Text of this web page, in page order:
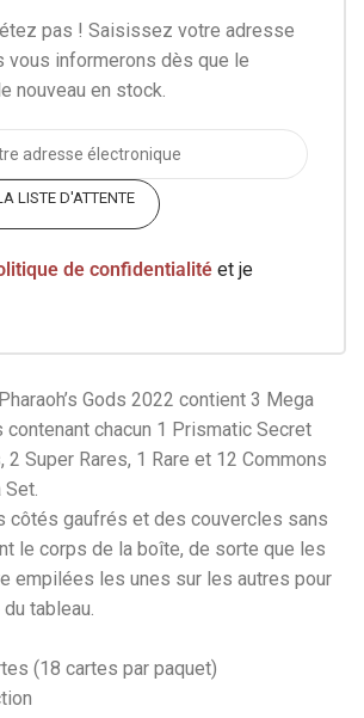
pas ! Saisissez votre adresse
vous informerons dès que le
nouveau en stock.
LISTE D'ATTENTE
de confidentialité et je
Gods 2022 contient 3 Mega
chacun 1 Prismatic Secret
2 Super Rares, 1 Rare et 12 Commons
côtés gaufrés et des couvercles sans
le corps de la boîte, de sorte que les
empilées les unes sur les autres pour
tableau.
(18 cartes par paquet)